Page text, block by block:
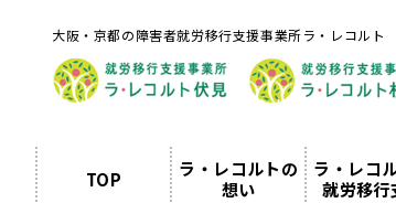
大阪・京都の障害者就労移行支援事業所ラ・レコルト
TOP
ラ・レコルトの
想い
ラ・レコ
就労移行